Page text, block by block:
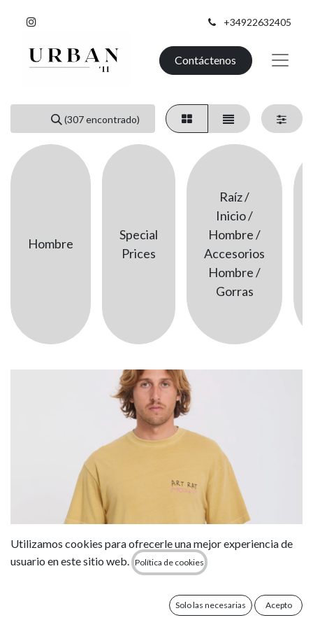
+34922632405
Contáctenos
(307 encontrado)
Hombre
Special
Prices
Raíz /
Inicio /
Hombre /
Accesorios
Hombre /
Gorras
Utilizamos cookies para ofrecerle una mejor experiencia de
usuario en este sitio web.
Política de cookies
Solo las necesarias Acepto